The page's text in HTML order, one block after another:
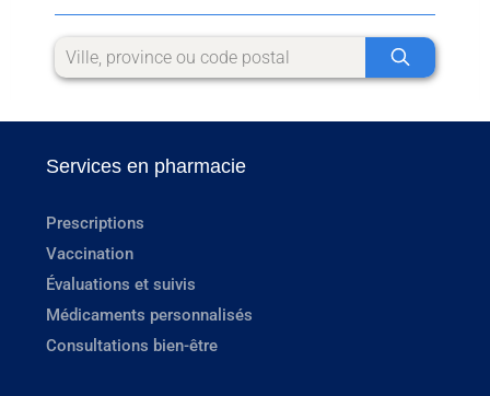
Services en pharmacie
Prescriptions
Vaccination
Évaluations et suivis
Médicaments personnalisés
Consultations bien-être